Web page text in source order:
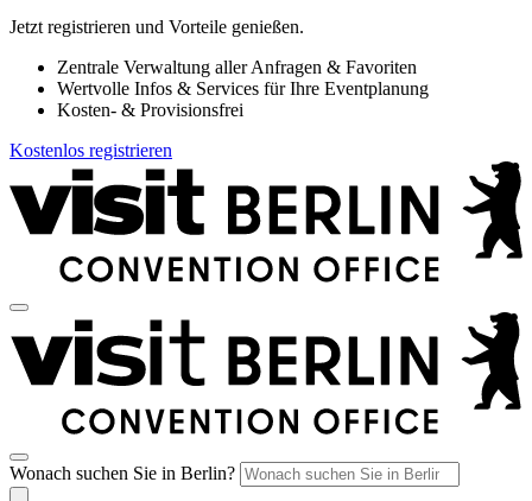
Jetzt registrieren und Vorteile genießen.
Zentrale Verwaltung aller Anfragen & Favoriten
Wertvolle Infos & Services für Ihre Eventplanung
Kosten- & Provisionsfrei
Kostenlos registrieren
Wonach suchen Sie in Berlin?